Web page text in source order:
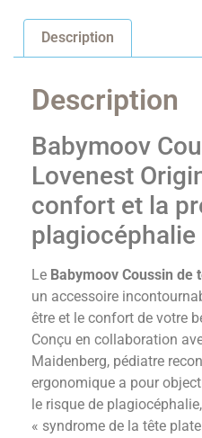
Description
Description
Babymoov
Lovenest
confort et la
plagiocéphalie
Le Babymoov Coussin de
un accessoire
être et le confort de votre
Conçu en collaboration
Maidenberg, pédiatre
ergonomique a pour
le risque de
« syndrome de la tête